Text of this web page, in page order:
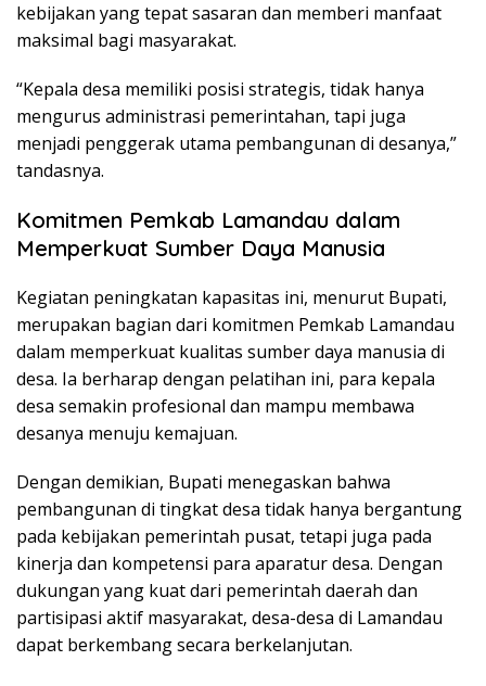
kebijakan yang tepat sasaran dan memberi manfaat
maksimal bagi masyarakat.
“Kepala desa memiliki posisi strategis, tidak hanya
mengurus administrasi pemerintahan, tapi juga
menjadi penggerak utama pembangunan di desanya,”
tandasnya.
Komitmen Pemkab Lamandau dalam
Memperkuat Sumber Daya Manusia
Kegiatan peningkatan kapasitas ini, menurut Bupati,
merupakan bagian dari komitmen Pemkab Lamandau
dalam memperkuat kualitas sumber daya manusia di
desa. Ia berharap dengan pelatihan ini, para kepala
desa semakin profesional dan mampu membawa
desanya menuju kemajuan.
Dengan demikian, Bupati menegaskan bahwa
pembangunan di tingkat desa tidak hanya bergantung
pada kebijakan pemerintah pusat, tetapi juga pada
kinerja dan kompetensi para aparatur desa. Dengan
dukungan yang kuat dari pemerintah daerah dan
partisipasi aktif masyarakat, desa-desa di Lamandau
dapat berkembang secara berkelanjutan.